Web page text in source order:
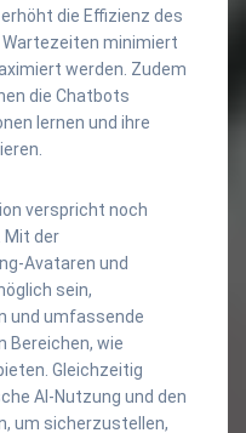
die Effizienz des
Wartezeiten minimiert
werden. Zudem
die Chatbots
lernen und ihre
verspricht noch
Mit der
Avataren und
sein,
und umfassende
Bereichen, wie
Gleichzeitig
AI-Nutzung und den
um sicherzustellen,